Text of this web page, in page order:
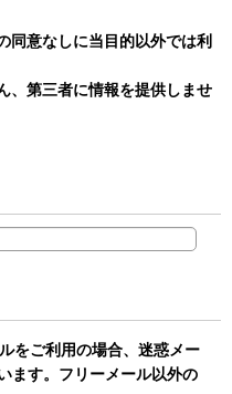
同意なしに当目的以外では利
、第三者に情報を提供しませ
をご利用の場合、迷惑メー
ます。フリーメール以外の